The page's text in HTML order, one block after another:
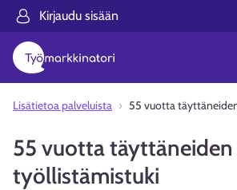
Kirjaudu sisään
Lisätietoa palveluista 55 vuotta
55 vuotta täyttäneiden
työllistämistuki